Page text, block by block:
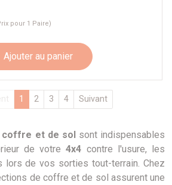
coffre et de solsont indispensables
de votre 4x4 contre l'usure, les
de vos sorties tout-terrain. Chez
de coffre et de sol assurent une
pour 1 Paire)
Ajouter au panier
1 2 3 4 Suivant